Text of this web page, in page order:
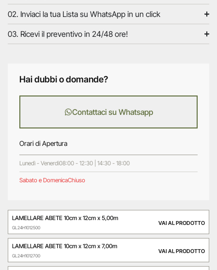
02. Inviaci la tua Lista su WhatsApp in un click
03. Ricevi il preventivo in 24/48 ore!
Hai dubbi o domande?
Contattaci su Whatsapp
Orari di Apertura
Lunedì - Venerdì08:00 - 12:30 | 14:30 - 18:00
Sabato e DomenicaChiuso
LAMELLARE ABETE 10cm x 12cm x 5,00m
GL24H1012500
VAI AL PRODOTTO
LAMELLARE ABETE 10cm x 12cm x 7,00m
GL24H1012700
VAI AL PRODOTTO